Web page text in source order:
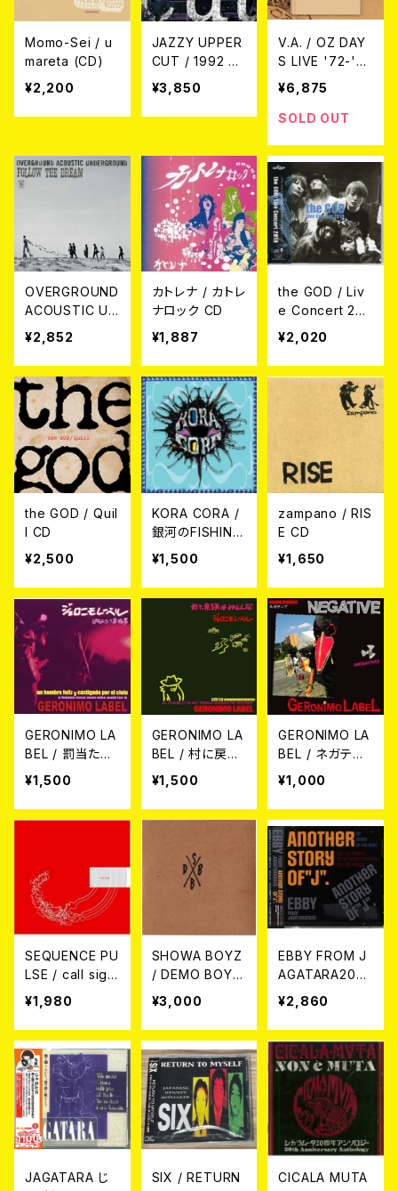
Momo-Sei / u
mareta (CD)
¥2,200
JAZZY UPPER
CUT / 1992 Re
visited (2CD)
¥3,850
V.A. / OZ DAY
S LIVE '72-'73
Kichijoji The 5
0th Anniversar
y Collection
¥6,875
SOLD OUT
OVERGROUND
ACOUSTIC UN
DERGROUND /
FOLLOW THE
DREAM（通常
盤）CD
¥2,852
カトレナ / カトレ
ナロック CD
¥1,887
the GOD / Liv
e Concert 201
9 CD
¥2,020
the GOD / Quil
l CD
¥2,500
KORA CORA /
銀河のFISHING
CD
¥1,500
zampano / RIS
E CD
¥1,650
GERONIMO LA
BEL / 罰​当​た​り​
幸​福​男 CD
¥1,500
GERONIMO LA
BEL / 村​に​戻​る​
気​は​ね​ぇ​ん​だ C
¥1,500
GERONIMO LA
BEL / ネガティ
ヴ CD
¥1,000
SEQUENCE PU
LSE / call sign
CD
¥1,980
SHOWA BOYZ
/ DEMO BOYZ
CD-R
¥3,000
EBBY FROM J
AGATARA2020
/ ANOTHER S
TORY OF ”J”
CD
¥2,860
JAGATARA じ
SIX / RETURN
CICALA MUTA